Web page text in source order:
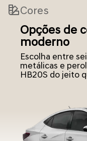
Cores
Opções de
moderno
Escolha entre
metálicas e
HB20S do jeito